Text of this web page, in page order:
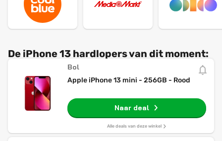
De iPhone 13 hardlopers van dit moment:
Bol
Apple iPhone 13 mini - 256GB - Rood
Naar deal
Alle deals van deze winkel